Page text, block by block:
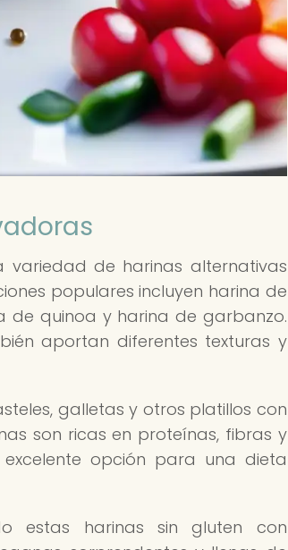
de harinas alternativas
populares incluyen harina de
de quinoa y harina de garbanzo.
aportan diferentes texturas y
galletas y otros platillos con
son ricas en proteínas, fibras y
opción para una dieta
estas harinas sin gluten con